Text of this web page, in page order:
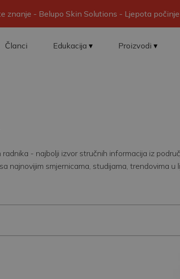
znanje - Belupo Skin Solutions - Ljepota
Članci Edukacija Proizvodi
- najbolji izvor stručnih informacija iz
najnovijim smjernicama, studijama, trendovima u